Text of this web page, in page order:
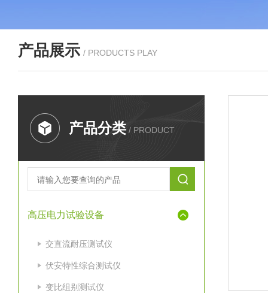
产品展示 / PRODUCTS PLAY
产品分类 / PRODUCT
高压电力试验设备
交直流耐压测试仪
伏安特性综合测试仪
变比组别测试仪